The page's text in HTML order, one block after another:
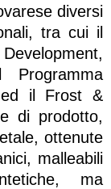
diversi
tra cui il
Programma
ed il Frost &
di prodotto,
ottenute
malleabili
ma